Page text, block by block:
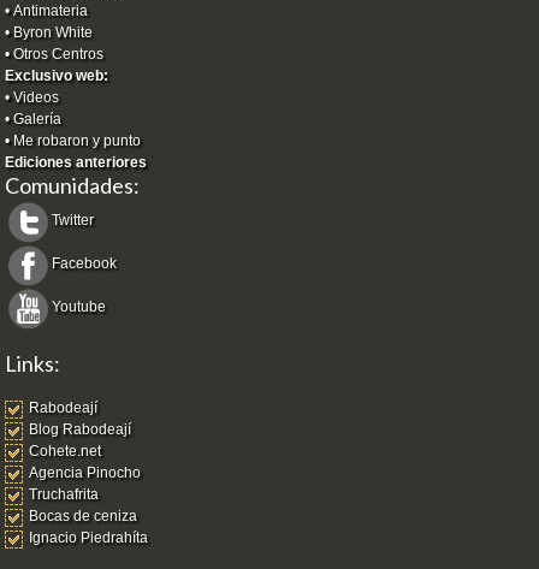
•Antimateria
• Byron White
•Otros Centros
Exclusivo web:
•Videos
•Galería
• Me robaron y punto
Ediciones anteriores
Comunidades:
Twitter
Facebook
Youtube
Links:
Rabodeají
Blog Rabodeají
Cohete.net
Agencia Pinocho
Truchafrita
Bocas de ceniza
Ignacio Piedrahíta